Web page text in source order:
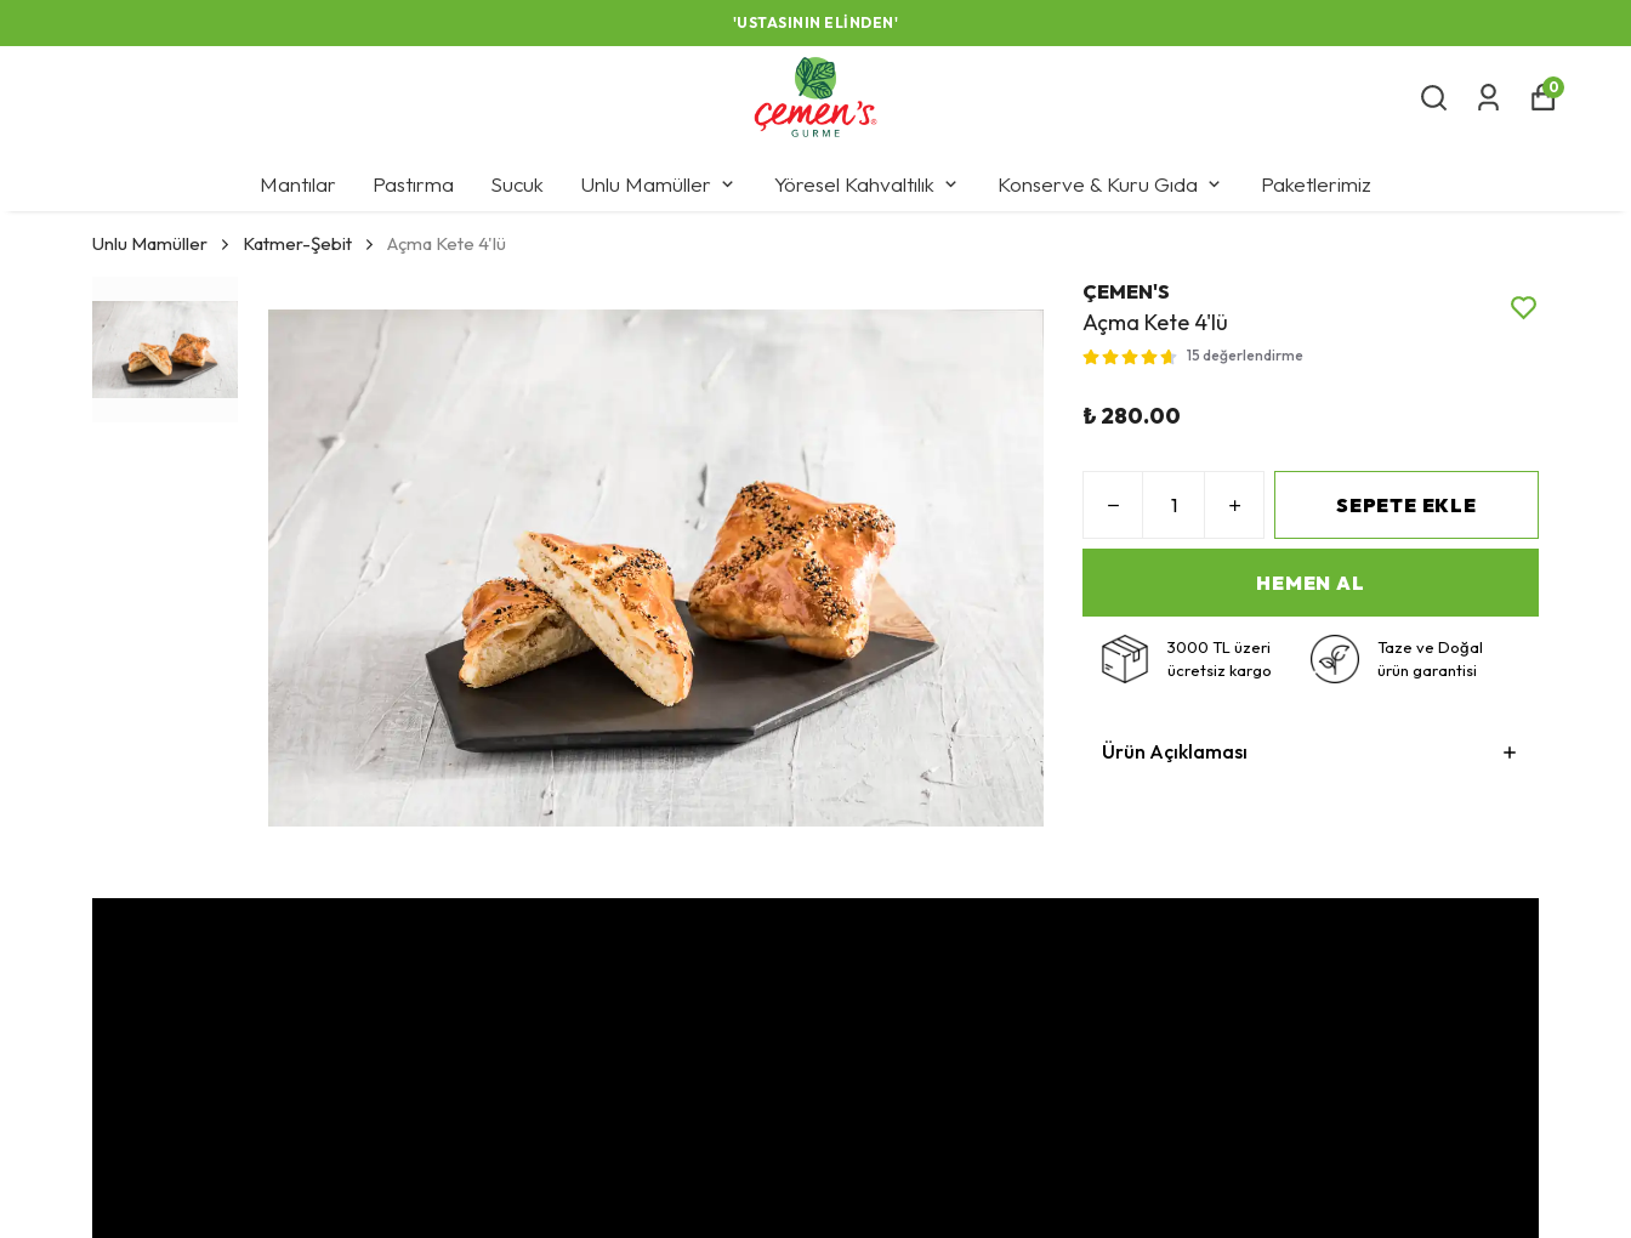
'USTASININ ELINDEN'
Mantılar Pastırma Sucuk Unlu Mamüller Yöresel Kahvaltılık Konserve & Kuru Gıda Paketlerimiz
0
Unlu Mamüller Katmer-Şebit Açma Kete 4'lü
ÇEMEN'S
Açma Kete 4'lü
15 değerlendirme
₺ 280.00
SEPETE EKLE
HEMEN AL
3000 TL üzeri
ücretsiz kargo
Taze ve Doğal
ürün garantisi
Ürün Açıklaması